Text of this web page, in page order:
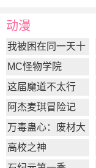
动漫
我被困在同一天十
万年
MC怪物学院
这届魔道不太行
阿杰麦琪冒险记
万毒蛊心：废材大
小姐杀疯了
高校之神